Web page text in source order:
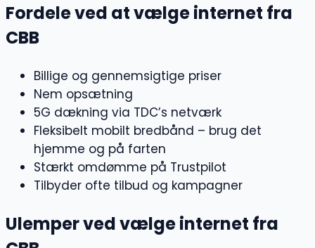
Fordele ved at vælge internet fra
CBB
Billige og gennemsigtige priser
Nem opsætning
5G dækning via TDC’s netværk
Fleksibelt mobilt bredbånd – brug det
hjemme og på farten
Stærkt omdømme på Trustpilot
Tilbyder ofte tilbud og kampagner
Ulemper ved vælge internet fra